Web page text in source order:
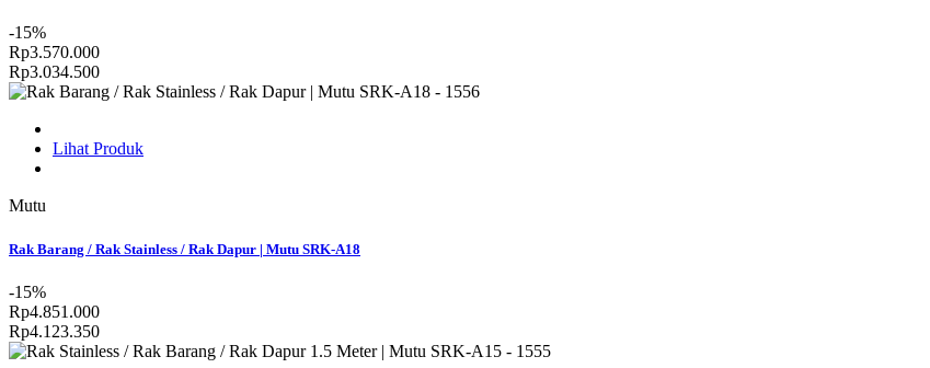
-15%
Rp3.570.000
Rp3.034.500
Lihat Produk
Mutu
Rak Barang / Rak Stainless / Rak Dapur | Mutu SRK-A18
-15%
Rp4.851.000
Rp4.123.350